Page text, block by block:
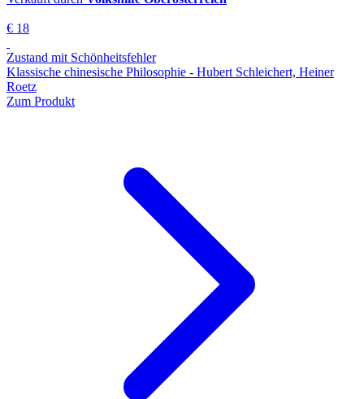
€ 18
Zustand mit Schönheitsfehler
Klassische chinesische Philosophie - Hubert Schleichert, Heiner
Roetz
Zum Produkt